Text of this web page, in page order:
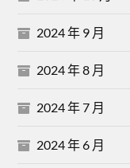
2024 年 9 月
2024 年 8 月
2024 年 7 月
2024 年 6 月